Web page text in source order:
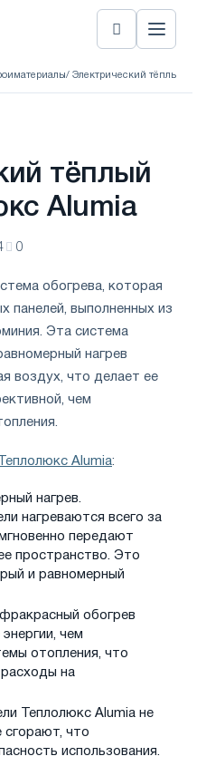
/ Электрический тёплый
тёплый
Alumia
0
обогрева, которая
панелей, выполненных из
Эта система
нагрев
воздух, что делает ее
чем
Теплолюкс Alumia:
нагрев.
нагреваются всего за
передают
пространство. Это
и равномерный
обогрев
чем
отопления, что
на
Теплолюкс Alumia не
сгорают, что
использования.